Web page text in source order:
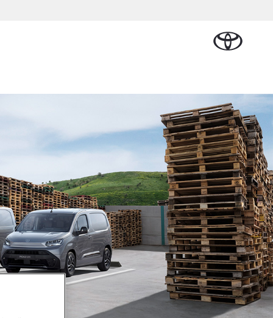
Vanaf € 32.995,-
Toyota C-HR
OOK ALS PLUG-IN
HYBRIDE
Vraag een brochure aan
Bekijk de verwachte
modellen
Onderdelen
Accessoires
Werkplaatsafspraak
maken
Contact en
Route
Laadpas
Energie en slim
op maat
Financieren of
Verzekeren
Vraag een
brochure
aan
Contact
en Route